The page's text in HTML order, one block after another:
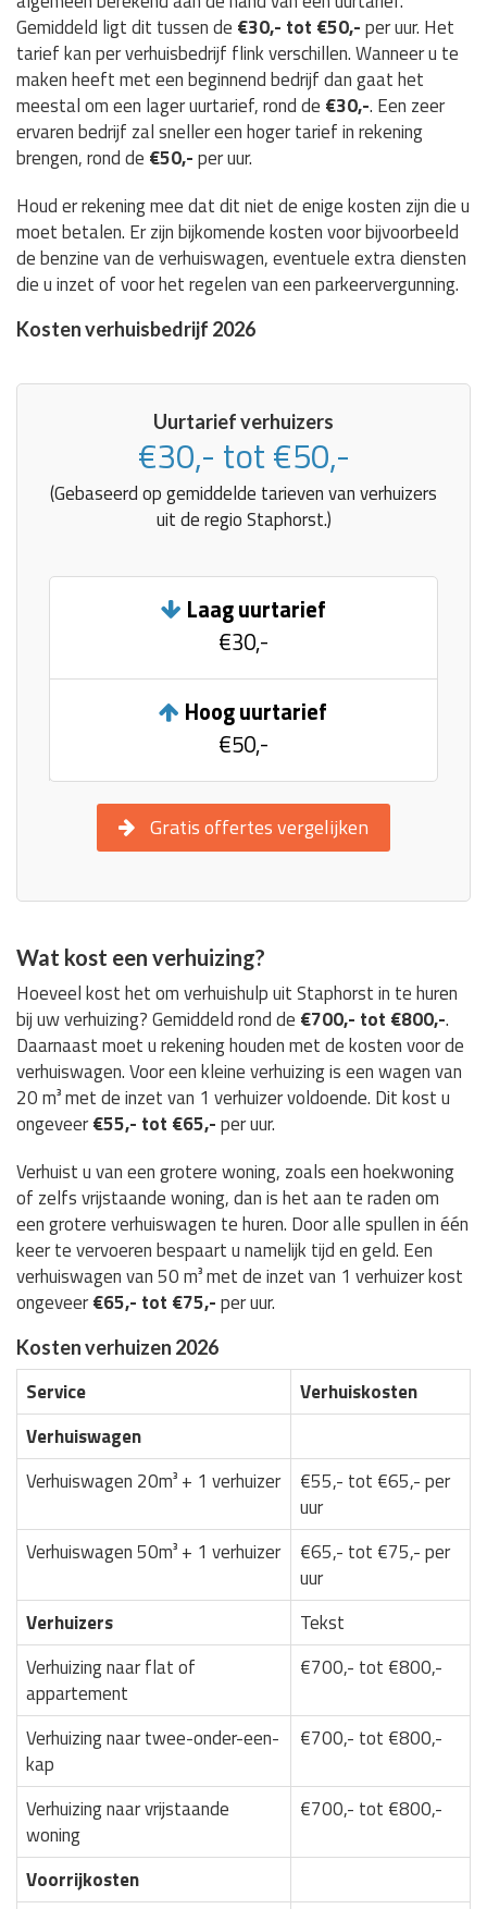
Gemiddeld ligt dit tussen de €30,- tot €50,-per uur. Het
tarief kan per verhuisbedrijf flink verschillen. Wanneer u te
maken heeft met een beginnend bedrijf dan gaat het
meestal om een lager uurtarief, rond de €30,-. Een zeer
ervaren bedrijf zal sneller een hoger tarief in rekening
brengen, rond de €50,-per uur.
Houd er rekening mee dat dit niet de enige kosten zijn die u
moet betalen. Er zijn bijkomende kosten voor bijvoorbeeld
de benzine van de verhuiswagen, eventuele extra diensten
die u inzet of voor het regelen van een parkeervergunning.
Kosten verhuisbedrijf 2026
Uurtarief verhuizers
€30,- tot €50,-
(Gebaseerd op gemiddelde tarieven van verhuizers
uit de regio Staphorst.)
Laag uurtarief
€30,-
Hoog uurtarief
€50,-
Gratis offertes vergelijken
Wat kost een verhuizing?
Hoeveel kost het om verhuishulp uit Staphorst in te huren
bij uw verhuizing? Gemiddeld rond de €700,- tot €800,-.
Daarnaast moet u rekening houden met de kosten voor de
verhuiswagen. Voor een kleine verhuizing is een wagen van
20 m³ met de inzet van 1 verhuizer voldoende. Dit kost u
ongeveer€55,- tot €65,-per uur.
Verhuist u van een grotere woning, zoals een hoekwoning
of zelfs vrijstaande woning, dan is het aan te raden om
een grotere verhuiswagen te huren. Door alle spullen in één
keer te vervoeren bespaart u namelijk tijd en geld. Een
verhuiswagen van 50 m³ met de inzet van 1 verhuizer kost
ongeveer€65,- tot €75,-per uur.
Kosten verhuizen 2026
Service
Verhuiskosten
Verhuiswagen
Verhuiswagen 20m³ + 1 verhuizer
€55,- tot €65,- per
uur
Verhuiswagen 50m³ + 1 verhuizer
€65,- tot €75,- per
uur
Verhuizers
Tekst
Verhuizing naar flat of
appartement
€700,- tot €800,-
Verhuizing naar twee-onder-een-
kap
€700,- tot €800,-
Verhuizing naar vrijstaande
woning
€700,- tot €800,-
Voorrijkosten